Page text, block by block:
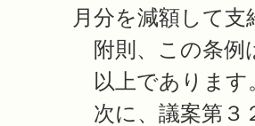
月分を減額して
附則、この条例
以上であります
次に、議案第３